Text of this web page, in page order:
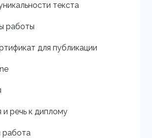
текста
работы
для публикации
и речь к диплому
работа